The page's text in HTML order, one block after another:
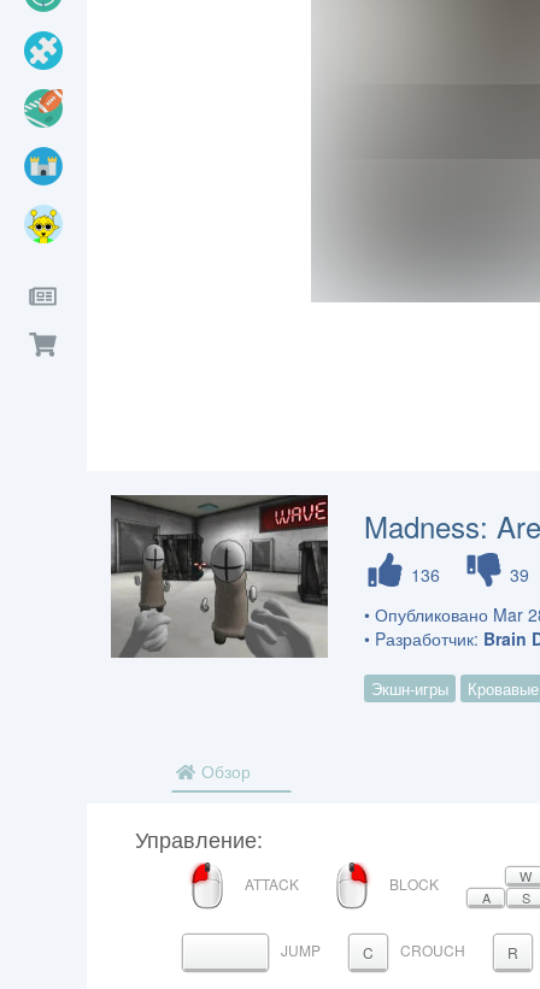
Madness:
136
39
• Опубликовано Mar
• Pазработчик: Brain
Экшн-игры
Обзор
Управление:
ЛЕВУЮ
КНОПКУ
МЫШИ
ATTACK
ПРАВАЯ
КНОПКА
МЫШИ
BLOCK
W
A
S
ПРОБЕЛJUMP C CROUCH R